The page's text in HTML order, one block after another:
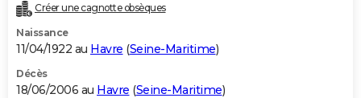
Créer une cagnotte obsèques
Naissance
11/04/1922 au Havre (Seine-Maritime)
Décès
18/06/2006 au Havre (Seine-Maritime)